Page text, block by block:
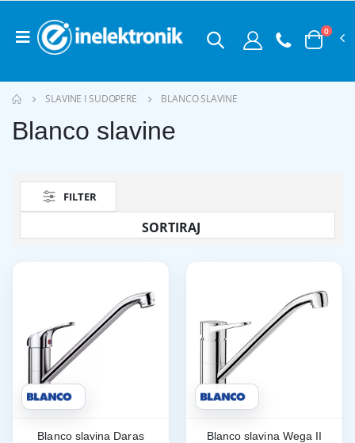
0
SLAVINE I SUDOPERE BLANCO SLAVINE
Blanco slavine
FILTER
Blanco slavina Daras
Blanco slavina Wega II